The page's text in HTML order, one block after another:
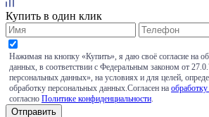
Купить в один клик
Нажимая на кнопку «Купить», я даю своё согласие на
данных, в соответствии с Федеральным законом от
персональных данных», на условиях и для целей,
обработку персональных данных.Согласен на
согласно Политике конфиденциальности